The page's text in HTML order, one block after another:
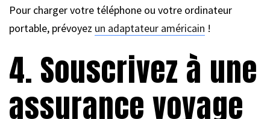
Pour charger votre téléphone ou votre ordinateur
portable, prévoyez un adaptateur américain !
4. Souscrivez à une
assurance voyage